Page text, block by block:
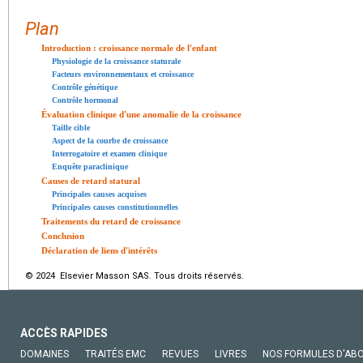
Plan
Introduction : croissance normale de l'enfant
Physiologie de la croissance staturale
Facteurs environnementaux et croissance
Contrôle génétique
Contrôle hormonal
Évaluation clinique d'une anomalie de la croissance
Taille cible
Aspect de la courbe de croissance
Interrogatoire et examen clinique
Enquête paraclinique
Causes de retard statural
Principales causes acquises
Principales causes constitutionnelles
Traitements du retard de croissance
Conclusion
Déclaration de liens d'intérêts
© 2024 Elsevier Masson SAS. Tous droits réservés.
ACCÈS RAPIDES
DOMAINES TRAITÉS EMC REVUES LIVRES NOS FORMULES